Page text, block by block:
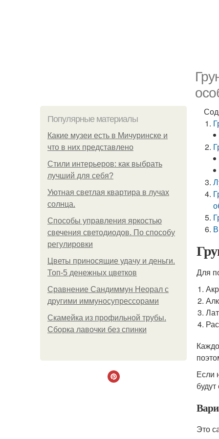
Популярные материалы
Какие музеи есть в Мичуринске и
что в них представлено
Стили интерьеров: как выбрать
лучший для себя?
Уютная светлая квартира в лучах
солнца.
Способы управления яркостью
свечения светодиодов. По способу
регулировки
Цветы приносящие удачу и деньги.
Топ-5 денежных цветков
Сравнение Сандиммун Неорал с
другими иммуносупрессорами
Скамейка из профильной трубы.
Сборка лавочки без спинки
Для
Если
Это